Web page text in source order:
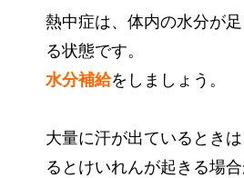
熱中症は、体内の水分が
る状態です。
水分補給をしましょう。
大量に汗が出ているとき
るとけいれんが起きる場合